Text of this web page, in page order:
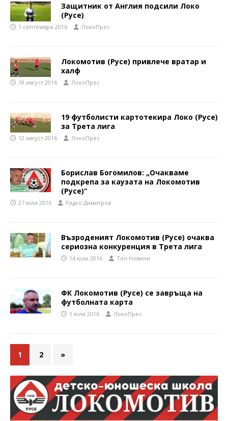
Защитник от Англия подсили Локо
(Русе)
1 септември 2016 ЛокоПрес
Локомотив (Русе) привлече вратар и
халф
18 август 2016 ЛокоПрес
19 футболисти картотекира Локо (Русе)
за Трета лига
12 август 2016 ЛокоПрес
Борислав Богомилов: „Очакваме
подкрепа за каузата на Локомотив
(Русе)“
27 юли 2016 Радко Димитров
Възроденият Локомотив (Русе) очаква
сериозна конкуренция в Трета лига
14 юли 2016 Топ Новини
ФК Локомотив (Русе) се завръща на
футболната карта
1 юли 2016 ЛокоПрес
1 2 »